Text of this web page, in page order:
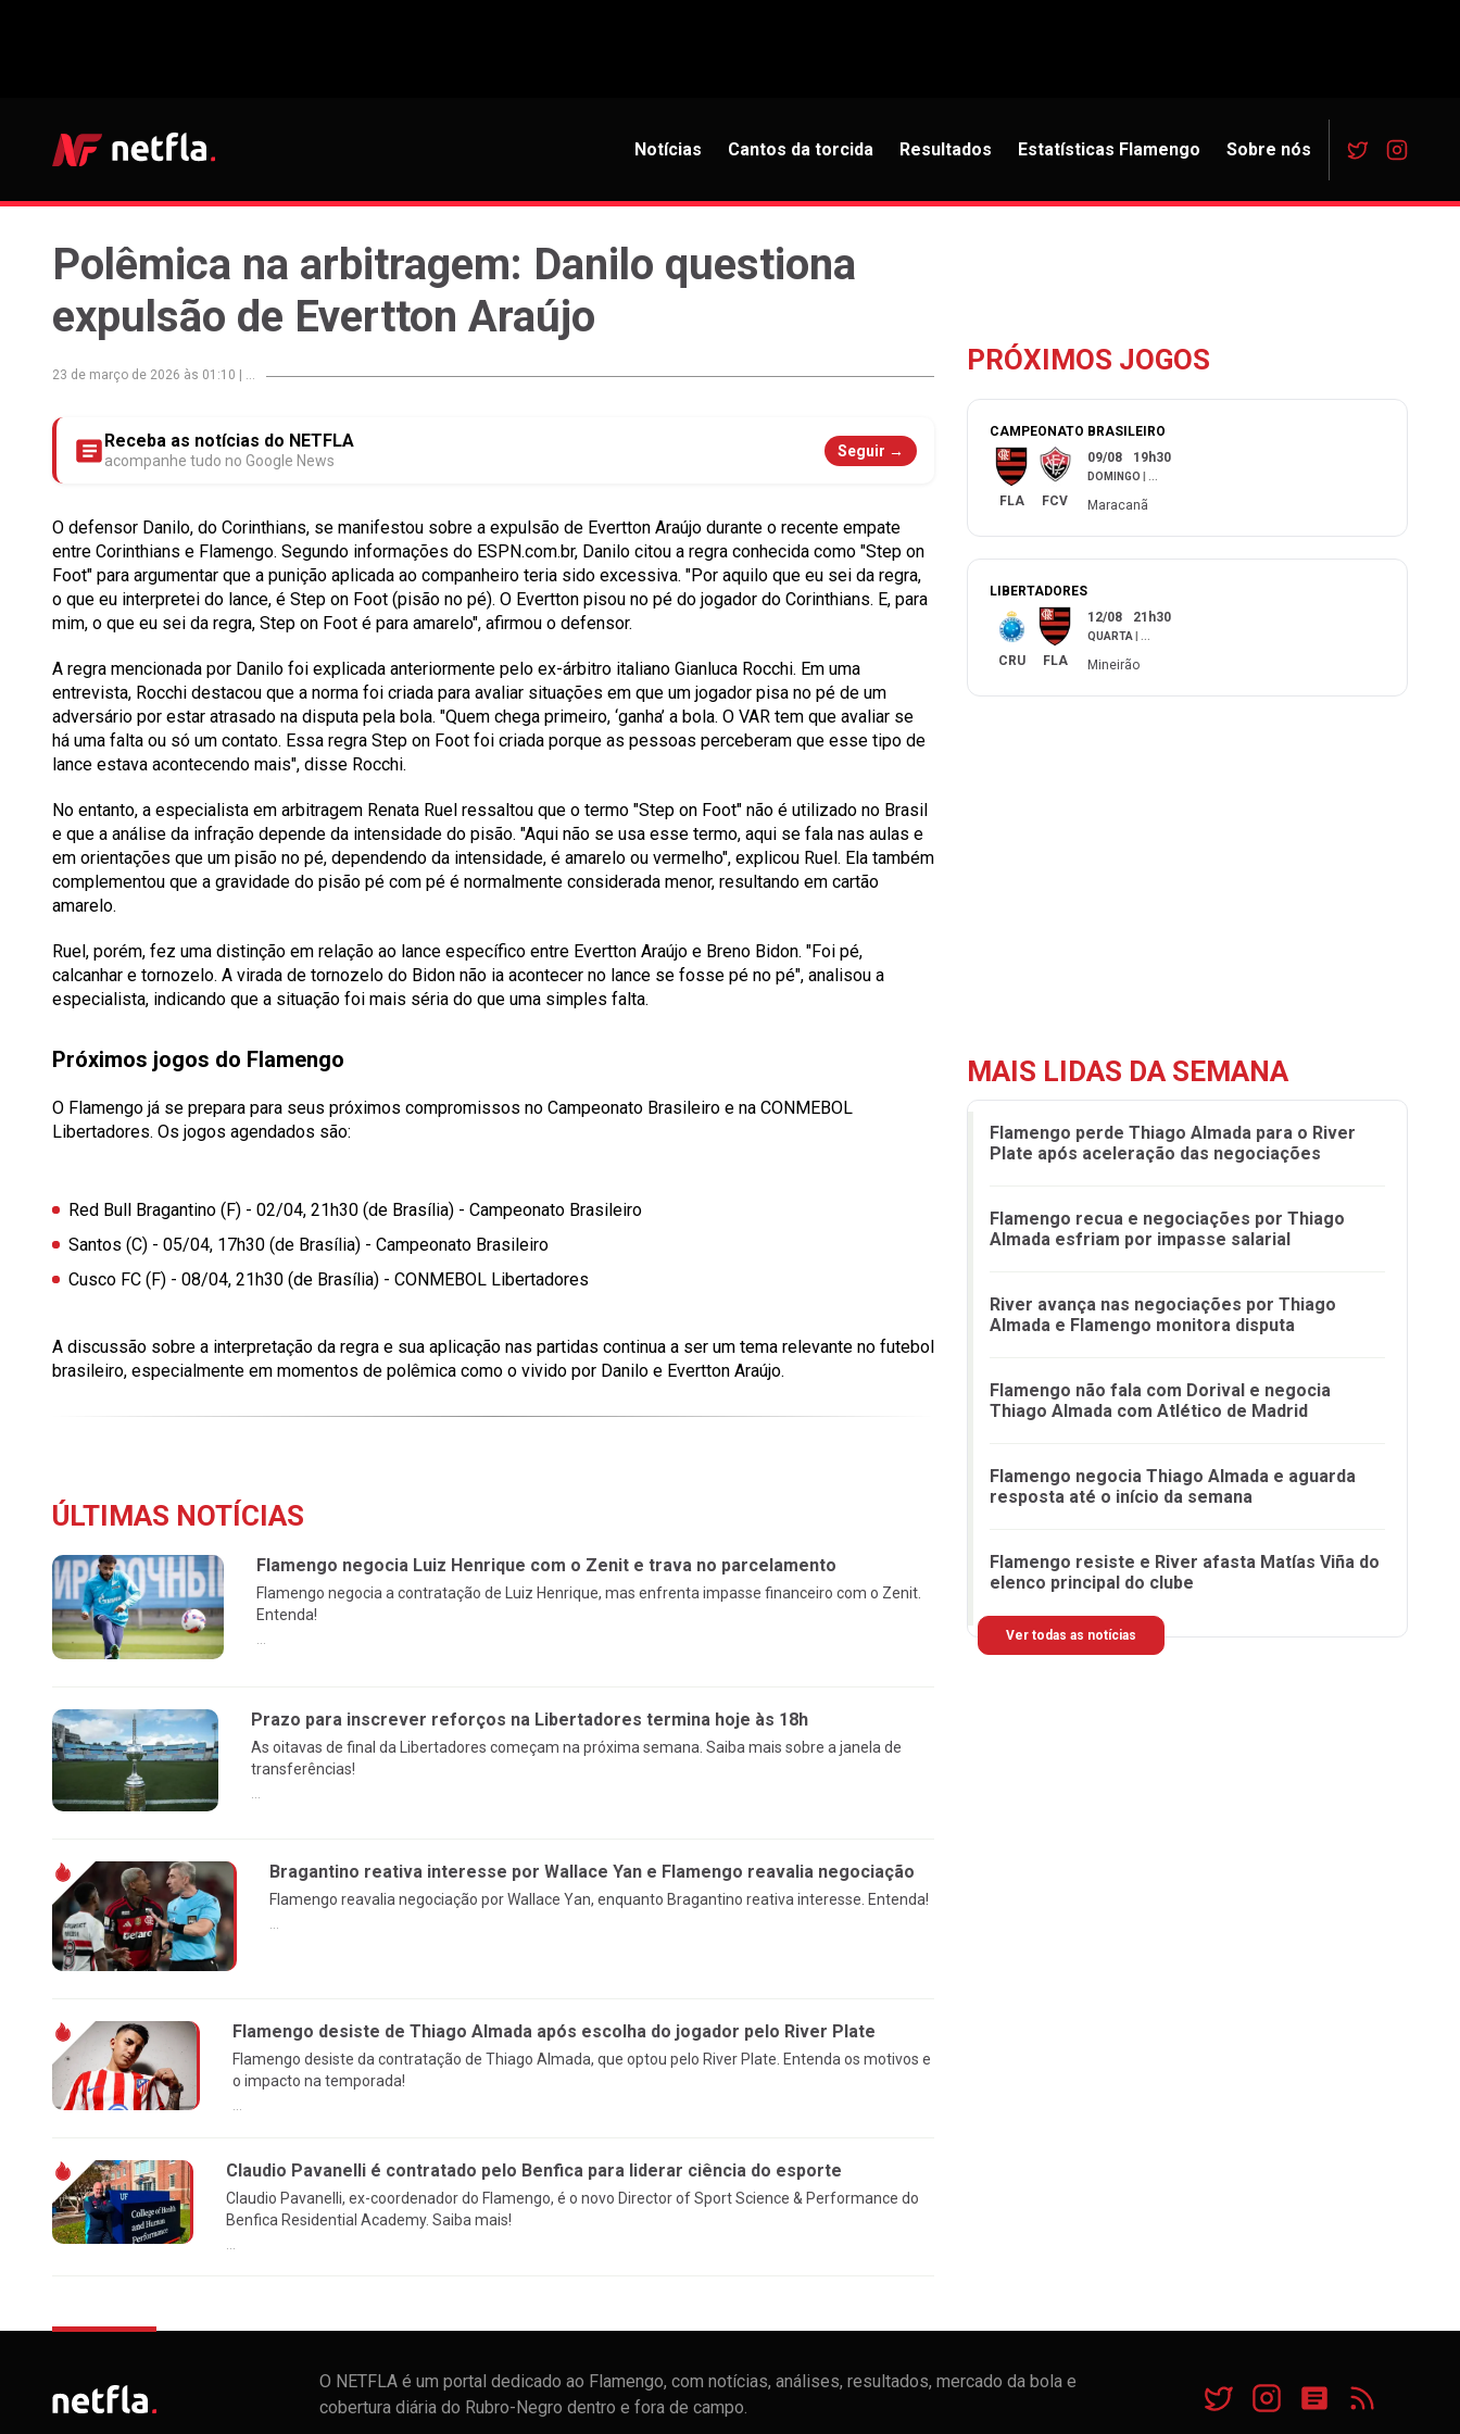
Notícias Cantos da torcida Resultados Estatísticas Flamengo Sobre nós
Polêmica na arbitragem: Danilo questiona
expulsão de Evertton Araújo
23 de março de 2026 às 01:10 ...
Receba as notícias do NETFLA
acompanhe tudo no Google News
Seguir →
O defensor Danilo, do Corinthians, se manifestou sobre a expulsão de Evertton Araújo durante o recente empate
entre Corinthians e Flamengo. Segundo informações do ESPN.com.br, Danilo citou a regra conhecida como "Step on
Foot" para argumentar que a punição aplicada ao companheiro teria sido excessiva. "Por aquilo que eu sei da regra,
o que eu interpretei do lance, é Step on Foot (pisão no pé). O Evertton pisou no pé do jogador do Corinthians. E, para
mim, o que eu sei da regra, Step on Foot é para amarelo", afirmou o defensor.
A regra mencionada por Danilo foi explicada anteriormente pelo ex-árbitro italiano Gianluca Rocchi. Em uma
entrevista, Rocchi destacou que a norma foi criada para avaliar situações em que um jogador pisa no pé de um
adversário por estar atrasado na disputa pela bola. "Quem chega primeiro, ‘ganha’ a bola. O VAR tem que avaliar se
há uma falta ou só um contato. Essa regra Step on Foot foi criada porque as pessoas perceberam que esse tipo de
lance estava acontecendo mais", disse Rocchi.
No entanto, a especialista em arbitragem Renata Ruel ressaltou que o termo "Step on Foot" não é utilizado no Brasil
e que a análise da infração depende da intensidade do pisão. "Aqui não se usa esse termo, aqui se fala nas aulas e
em orientações que um pisão no pé, dependendo da intensidade, é amarelo ou vermelho", explicou Ruel. Ela também
complementou que a gravidade do pisão pé com pé é normalmente considerada menor, resultando em cartão
amarelo.
Ruel, porém, fez uma distinção em relação ao lance específico entre Evertton Araújo e Breno Bidon. "Foi pé,
calcanhar e tornozelo. A virada de tornozelo do Bidon não ia acontecer no lance se fosse pé no pé", analisou a
especialista, indicando que a situação foi mais séria do que uma simples falta.
Próximos jogos do Flamengo
O Flamengo já se prepara para seus próximos compromissos no Campeonato Brasileiro e na CONMEBOL
Libertadores. Os jogos agendados são:
Red Bull Bragantino (F) - 02/04, 21h30 (de Brasília) - Campeonato Brasileiro
Santos (C) - 05/04, 17h30 (de Brasília) - Campeonato Brasileiro
Cusco FC (F) - 08/04, 21h30 (de Brasília) - CONMEBOL Libertadores
A discussão sobre a interpretação da regra e sua aplicação nas partidas continua a ser um tema relevante no futebol
brasileiro, especialmente em momentos de polêmica como o vivido por Danilo e Evertton Araújo.
ÚLTIMAS NOTÍCIAS
Flamengo negocia Luiz Henrique com o Zenit e trava no parcelamento
Flamengo negocia a contratação de Luiz Henrique, mas enfrenta impasse financeiro com o Zenit.
Entenda!
...
Prazo para inscrever reforços na Libertadores termina hoje às 18h
As oitavas de final da Libertadores começam na próxima semana. Saiba mais sobre a janela de
transferências!
...
Bragantino reativa interesse por Wallace Yan e Flamengo reavalia negociação
Flamengo reavalia negociação por Wallace Yan, enquanto Bragantino reativa interesse. Entenda!
Flamengo desiste de Thiago Almada após escolha do jogador pelo River Plate
Flamengo desiste da contratação de Thiago Almada, que optou pelo River Plate. Entenda os motivos e
o impacto na temporada!
...
Claudio Pavanelli é contratado pelo Benfica para liderar ciência do esporte
Claudio Pavanelli, ex-coordenador do Flamengo, é o novo Director of Sport Science & Performance do
Benfica Residential Academy. Saiba mais!
PRÓXIMOS JOGOS
CAMPEONATO BRASILEIRO
FLA FCV
09/08 19h30
DOMINGO
Maracanã
LIBERTADORES
CRU FLA
12/08 21h30
QUARTA
Mineirão
MAIS LIDAS DA SEMANA
Flamengo perde Thiago Almada para o River
Plate após aceleração das negociações
Flamengo recua e negociações por Thiago
Almada esfriam por impasse salarial
River avança nas negociações por Thiago
Almada e Flamengo monitora disputa
Flamengo não fala com Dorival e negocia
Thiago Almada com Atlético de Madrid
Flamengo negocia Thiago Almada e aguarda
resposta até o início da semana
Flamengo resiste e River afasta Matías Viña do
elenco principal do clube
Ver todas as notícias
O NETFLA é um portal dedicado ao Flamengo, com notícias, análises, resultados, mercado da bola e
cobertura diária do Rubro-Negro dentro e fora de campo.